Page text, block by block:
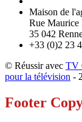
Maison de
Rue Maurice
35 042
+33 (0)2 23
© Réussir avec TV
pour la télévision -
Footer